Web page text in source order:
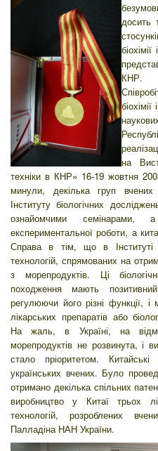
досить
КНР.
на
техніки в КНР» 16-19 жовтня
минули, декілька груп вчених
Інституту біологічних
ознайомчими
експериментальної роботи, а
Справа в тім, що в Інституті
технологій, спрямованих на
з морепродуктів. Ці
походження мають
регулюючи його різні функції, і
лікарських препаратів або
На жаль, в Україні, на
морепродуктів не розвинута, і
стало пріоритетом. Китайські
українських вчених. Було
отримано декілька спільних
виробництво у Китаї трьох
технологій, розроблених
Палладіна НАН України.